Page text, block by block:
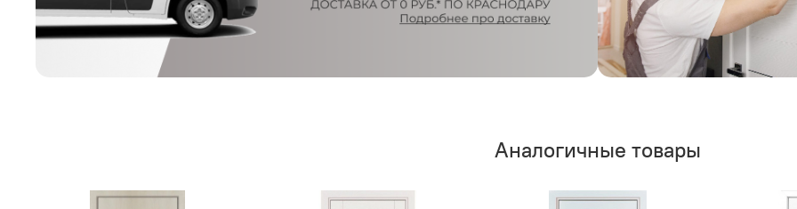
Аналогичные товары